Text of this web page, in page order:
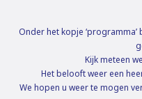
Onder het kopje
Kijk meteen
Het belooft weer een
We hopen u weer te mogen